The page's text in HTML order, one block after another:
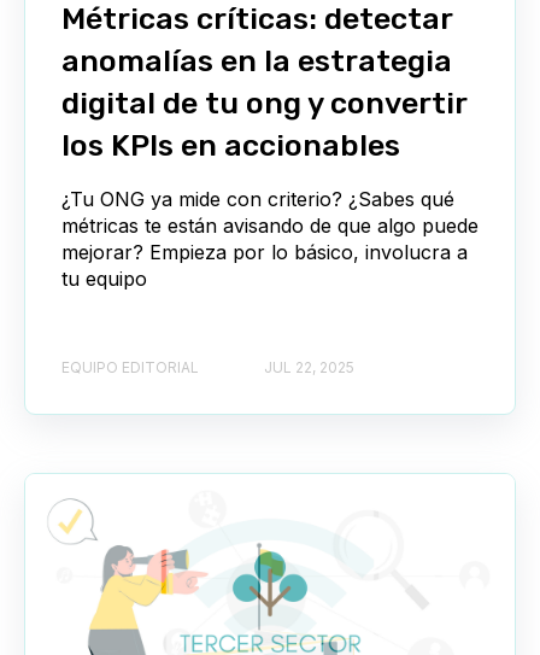
Métricas críticas: detectar
anomalías en la estrategia
digital de tu ong y convertir
los KPIs en accionables
¿Tu ONG ya mide con criterio? ¿Sabes qué
métricas te están avisando de que algo puede
mejorar? Empieza por lo básico, involucra a
tu equipo
EQUIPO EDITORIAL JUL 22, 2025